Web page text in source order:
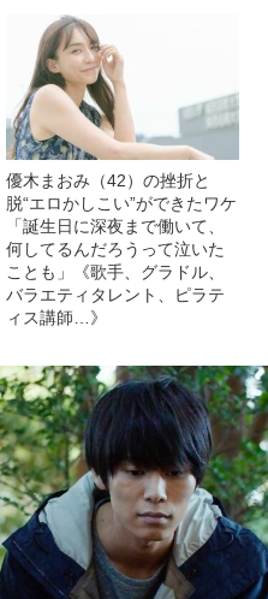
優木まおみ（42）の挫折と
脱“エロかしこい”ができたワケ
「誕生日に深夜まで働いて、
何してるんだろうって泣いた
ことも」《歌手、グラドル、
バラエティタレント、ピラテ
ィス講師…》